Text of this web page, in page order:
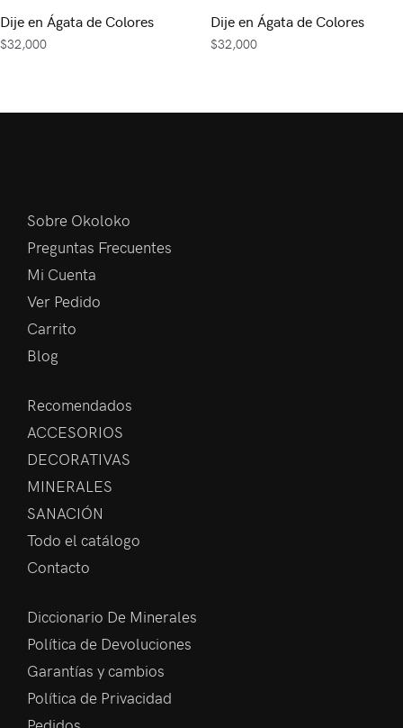
Dije en Ágata de Colores
$32,000
Dije en Ágata de Colores
$32,000
Sobre Okoloko
Preguntas Frecuentes
Mi Cuenta
Ver Pedido
Carrito
Blog
Recomendados
ACCESORIOS
DECORATIVAS
MINERALES
SANACIÓN
Todo el catálogo
Contacto
Diccionario De Minerales
Política de Devoluciones
Garantías y cambios
Política de Privacidad